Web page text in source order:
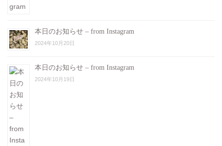
本日のお知らせ – from Instagram
2024年10月20日
本日のお知らせ – from Instagram
2024年10月19日